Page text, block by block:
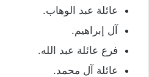
عائلة عبد الوهاب.
آل إبراهيم.
فرع عائلة عبد الله.
عائلة آل محمد.